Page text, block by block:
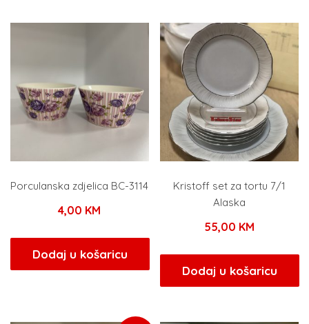
Porculanska zdjelica BC-3114
4,00 KM
Dodaj u košaricu
Kristoff set za tortu 7/1
Alaska
55,00 KM
Dodaj u košaricu